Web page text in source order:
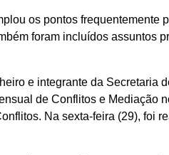
os pontos
foram incluídos assuntos
e integrante da Secretaria
de Conflitos e Mediação
Na sexta-feira (29), foi